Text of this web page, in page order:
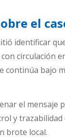
el
identificar
circulación
continúa bajo
el mensaje
y
brote local.